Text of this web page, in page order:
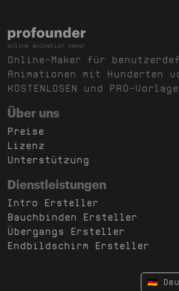
Online-Maker für
Animationen mit Hunderten
KOSTENLOSEN und PRO-
Über uns
Preise
Lizenz
Unterstützung
Dienstleistungen
Intro Ersteller
Bauchbinden Ersteller
Übergangs Ersteller
Endbildschirm Ersteller
🇩🇪